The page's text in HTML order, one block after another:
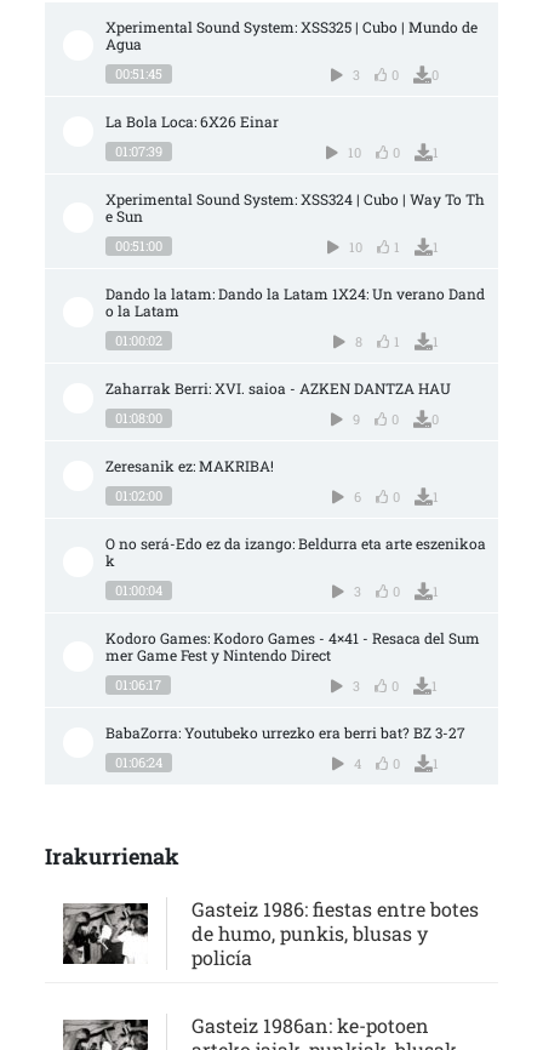
Xperimental Sound System: XSS325 | Cubo | Mundo de
Agua
00:51:45 3 0 0
La Bola Loca: 6X26 Einar
01:07:39 10 0 1
Xperimental Sound System: XSS324 | Cubo | Way To Th
e Sun
00:51:00 10 1 1
Dando la latam: Dando la Latam 1X24: Un verano Dand
o la Latam
01:00:02 8 1 1
Zaharrak Berri: XVI. saioa - AZKEN DANTZA HAU
01:08:00 9 0 0
Zeresanik ez: MAKRIBA!
01:02:00 6 0 1
O no será-Edo ez da izango: Beldurra eta arte eszenikoa
k
01:00:04 3 0 1
Kodoro Games: Kodoro Games - 4×41 - Resaca del Sum
mer Game Fest y Nintendo Direct
01:06:17 3 0 1
BabaZorra: Youtubeko urrezko era berri bat? BZ 3-27
01:06:24 4 0 1
Irakurrienak
Gasteiz 1986: fiestas entre botes
de humo, punkis, blusas y
policía
Gasteiz 1986an: ke-potoen